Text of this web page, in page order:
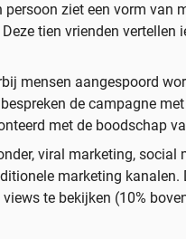
ziet een vorm van
tien vrienden vertellen
mensen aangespoord
de campagne
met de boodschap
viral marketing, social
marketing kanalen.
te bekijken (10%